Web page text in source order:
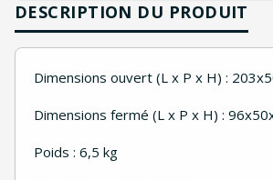
DESCRIPTION DU PRODUIT
Dimensions ouvert (L x P x H) :
Dimensions fermé (L x P x H) :
Poids : 6,5 kg